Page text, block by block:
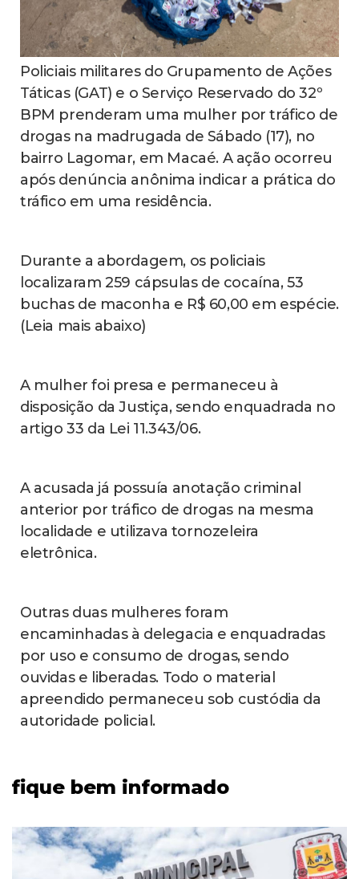
Policiais militares do Grupamento de Ações
Táticas (GAT) e o Serviço Reservado do 32º
BPM prenderam uma mulher por tráfico de
drogas na madrugada de Sábado (17), no
bairro Lagomar, em Macaé. A ação ocorreu
após denúncia anônima indicar a prática do
tráfico em uma residência.
Durante a abordagem, os policiais
localizaram 259 cápsulas de cocaína, 53
buchas de maconha e R$ 60,00 em espécie.
(Leia mais abaixo)
A mulher foi presa e permaneceu à
disposição da Justiça, sendo enquadrada no
artigo 33 da Lei 11.343/06.
A acusada já possuía anotação criminal
anterior por tráfico de drogas na mesma
localidade e utilizava tornozeleira
eletrônica.
Outras duas mulheres foram
encaminhadas à delegacia e enquadradas
por uso e consumo de drogas, sendo
ouvidas e liberadas. Todo o material
apreendido permaneceu sob custódia da
autoridade policial.
fique bem informado